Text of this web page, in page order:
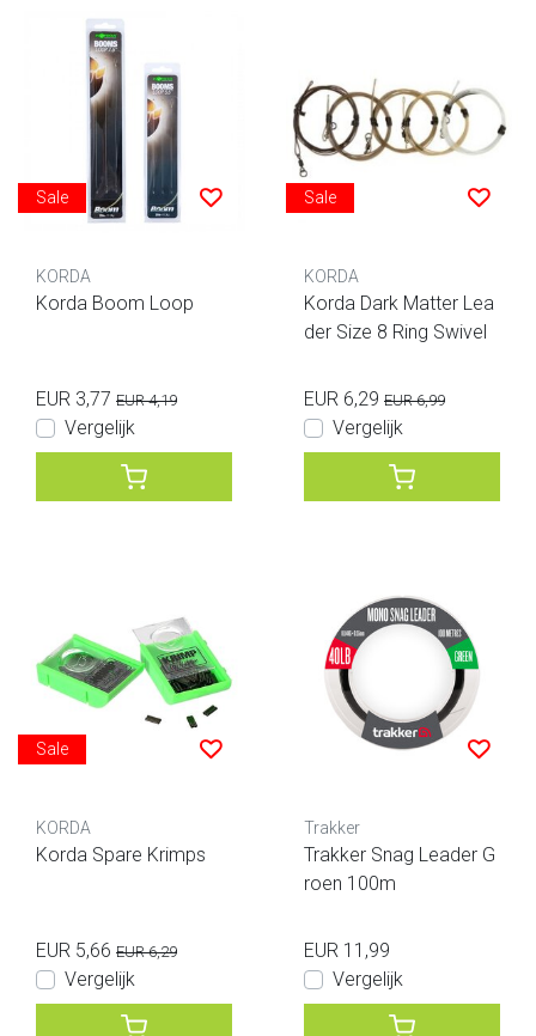
Sale
KORDA
Korda Boom Loop
EUR 3,77 EUR 4,19
Vergelijk
Sale
KORDA
Korda Dark Matter Lea
der Size 8 Ring Swivel
EUR 6,29 EUR 6,99
Vergelijk
Sale
KORDA
Korda Spare Krimps
EUR 5,66 EUR 6,29
Vergelijk
Trakker
Trakker Snag Leader G
roen 100m
EUR 11,99
Vergelijk